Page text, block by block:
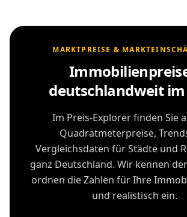
MARKTPREISE &
deutschlandweit
Im Preis-Explorer finden Sie
Quadratmeterpreise,
Vergleichsdaten für Städte und
ganz Deutschland. Wir kennen
ordnen die Zahlen für Ihre
und realistisch ein.